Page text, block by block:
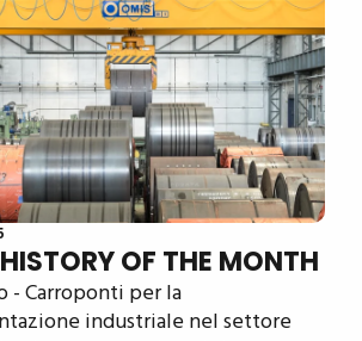
OF THE MONTH
- Carroponti per la
industriale nel settore